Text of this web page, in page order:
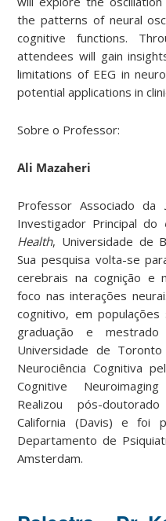
the patterns of neural
cognitive functions.
attendees will gain
limitations of EEG in
potential applications in
Sobre o Professor:
Ali Mazaheri
Professor Associado da
Investigador Principal do
Health, Universidade de
Sua pesquisa volta-se
cerebrais na cognição e
foco nas interações
cognitivo, em populações
graduação e
Universidade de
Neurociência Cognitiva
Cognitive
Realizou pós-
California (Davis) e foi
Departamento de
Amsterdam.